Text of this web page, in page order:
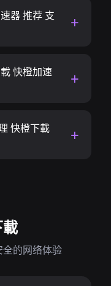
器 推荐 支
快橙加速
快橙下載
的网络体验